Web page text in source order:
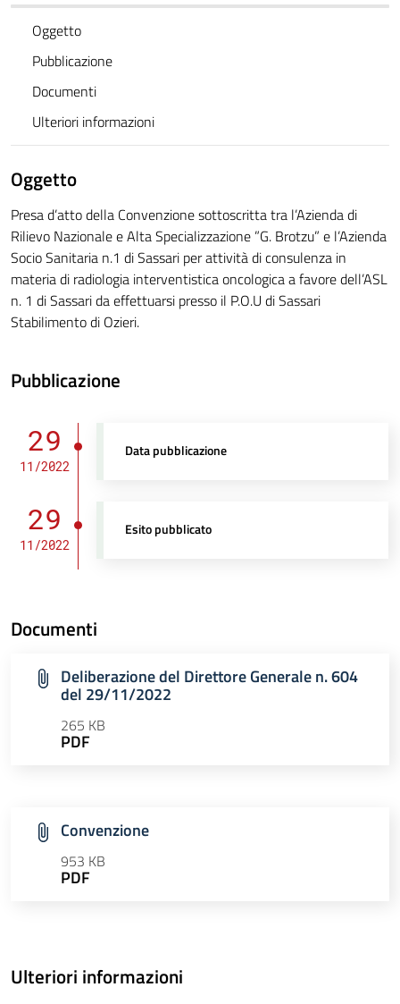
Oggetto
Pubblicazione
Documenti
Ulteriori informazioni
Oggetto
Presa d’atto della Convenzione sottoscritta tra l’Azienda di
Rilievo Nazionale e Alta Specializzazione ”G. Brotzu” e l’Azienda
Socio Sanitaria n.1 di Sassari per attività di consulenza in
materia di radiologia interventistica oncologica a favore dell’ASL
n. 1 di Sassari da effettuarsi presso il P.O.U di Sassari
Stabilimento di Ozieri.
Pubblicazione
29
11/2022
Data pubblicazione
29
11/2022
Esito pubblicato
Documenti
Deliberazione del Direttore Generale n. 604
del 29/11/2022
265 KB
PDF
Convenzione
953 KB
PDF
Ulteriori informazioni